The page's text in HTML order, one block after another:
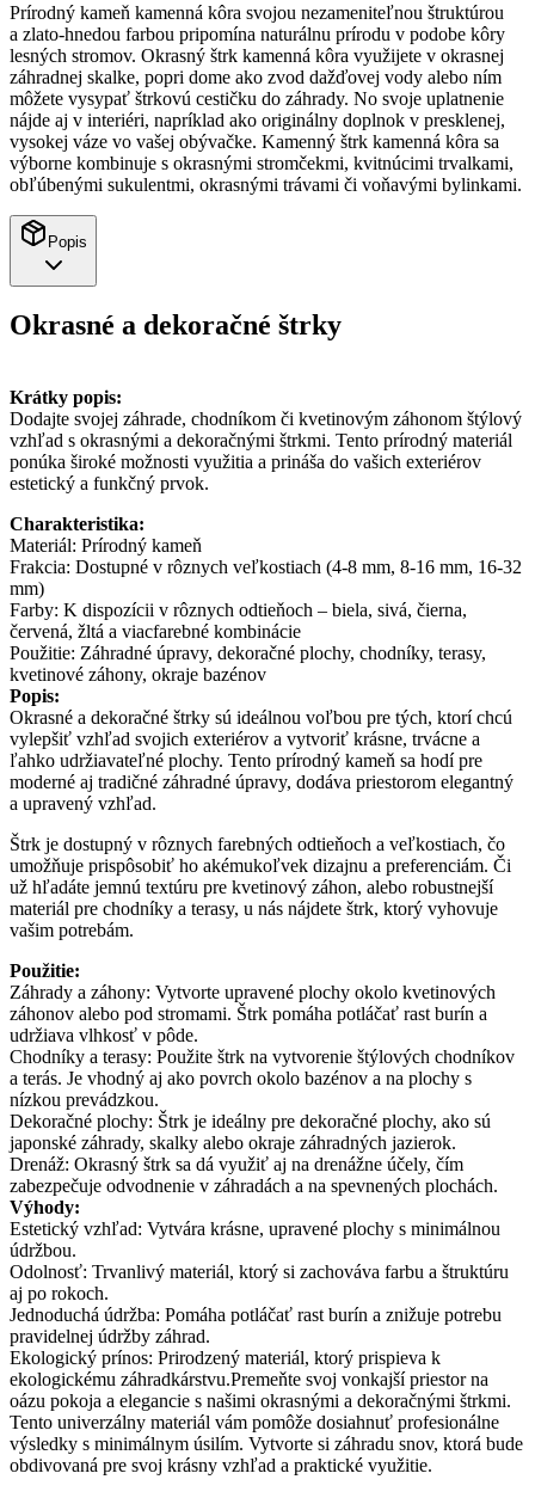
Prírodný kameň kamenná kôra svojou nezameniteľnou štruktúrou
a zlato-hnedou farbou pripomína naturálnu prírodu v podobe kôry
lesných stromov. Okrasný štrk kamenná kôra využijete v okrasnej
záhradnej skalke, popri dome ako zvod dažďovej vody alebo ním
môžete vysypať štrkovú cestičku do záhrady. No svoje uplatnenie
nájde aj v interiéri, napríklad ako originálny doplnok v presklenej,
vysokej váze vo vašej obývačke. Kamenný štrk kamenná kôra sa
výborne kombinuje s okrasnými stromčekmi, kvitnúcimi trvalkami,
obľúbenými sukulentmi, okrasnými trávami či voňavými bylinkami.
Popis
Okrasné a dekoračné štrky
Krátky popis:
Dodajte svojej záhrade, chodníkom či kvetinovým záhonom štýlový
vzhľad s okrasnými a dekoračnými štrkmi. Tento prírodný materiál
ponúka široké možnosti využitia a prináša do vašich exteriérov
estetický a funkčný prvok.
Charakteristika:
Materiál: Prírodný kameň
Frakcia: Dostupné v rôznych veľkostiach (4-8 mm, 8-16 mm, 16-32
mm)
Farby: K dispozícii v rôznych odtieňoch – biela, sivá, čierna,
červená, žltá a viacfarebné kombinácie
Použitie: Záhradné úpravy, dekoračné plochy, chodníky, terasy,
kvetinové záhony, okraje bazénov
Popis:
Okrasné a dekoračné štrky sú ideálnou voľbou pre tých, ktorí chcú
vylepšiť vzhľad svojich exteriérov a vytvoriť krásne, trvácne a
ľahko udržiavateľné plochy. Tento prírodný kameň sa hodí pre
moderné aj tradičné záhradné úpravy, dodáva priestorom elegantný
a upravený vzhľad.
Štrk je dostupný v rôznych farebných odtieňoch a veľkostiach, čo
umožňuje prispôsobiť ho akémukoľvek dizajnu a preferenciám. Či
už hľadáte jemnú textúru pre kvetinový záhon, alebo robustnejší
materiál pre chodníky a terasy, u nás nájdete štrk, ktorý vyhovuje
vašim potrebám.
Použitie:
Záhrady a záhony: Vytvorte upravené plochy okolo kvetinových
záhonov alebo pod stromami. Štrk pomáha potláčať rast burín a
udržiava vlhkosť v pôde.
Chodníky a terasy: Použite štrk na vytvorenie štýlových chodníkov
a terás. Je vhodný aj ako povrch okolo bazénov a na plochy s
nízkou prevádzkou.
Dekoračné plochy: Štrk je ideálny pre dekoračné plochy, ako sú
japonské záhrady, skalky alebo okraje záhradných jazierok.
Drenáž: Okrasný štrk sa dá využiť aj na drenážne účely, čím
zabezpečuje odvodnenie v záhradách a na spevnených plochách.
Výhody:
Estetický vzhľad: Vytvára krásne, upravené plochy s minimálnou
údržbou.
Odolnosť: Trvanlivý materiál, ktorý si zachováva farbu a štruktúru
aj po rokoch.
Jednoduchá údržba: Pomáha potláčať rast burín a znižuje potrebu
pravidelnej údržby záhrad.
Ekologický prínos: Prirodzený materiál, ktorý prispieva k
ekologickému záhradkárstvu.Premeňte svoj vonkajší priestor na
oázu pokoja a elegancie s našimi okrasnými a dekoračnými štrkmi.
Tento univerzálny materiál vám pomôže dosiahnuť profesionálne
výsledky s minimálnym úsilím. Vytvorte si záhradu snov, ktorá bude
obdivovaná pre svoj krásny vzhľad a praktické využitie.